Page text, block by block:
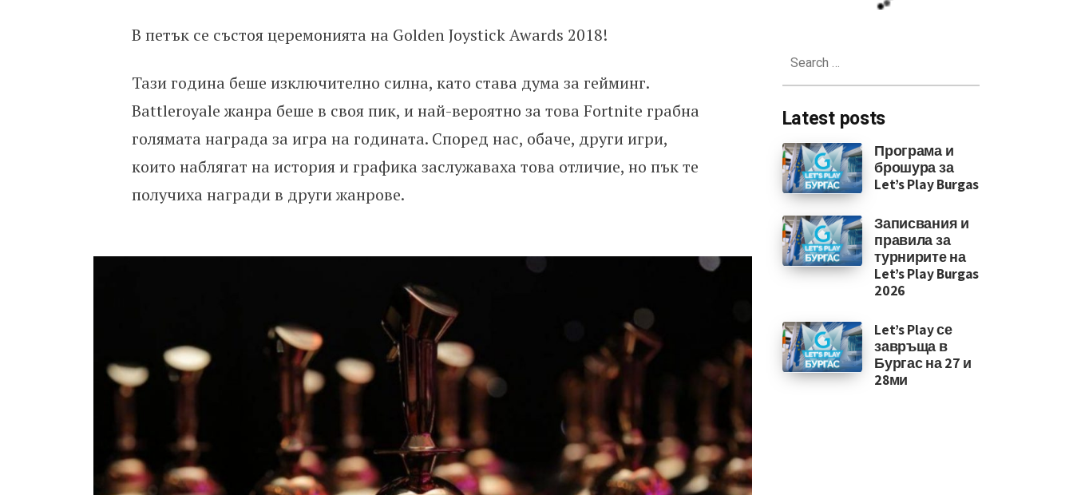
Победителите от наградите Golden Joystick 2018!
В петък се състоя церемонията на Golden Joystick Awards 2018!
Тази година беше изключително силна, като става дума за гейминг.
Battleroyalе жанра беше в своя пик, и най-вероятно за това Fortnite грабна
голямата награда за игра на годината. Според нас, обаче, други игри,
които наблягат на история и графика заслужаваха това отличие, но пък те
получиха награди в други жанрове.
for:
Latest posts
Програма и
брошура за
Let’s Play Burgas
Записвания и
правила за
турнирите на
Let’s Play Burgas
2026
Let’s Play се
завръща в
Бургас на 27 и
28ми